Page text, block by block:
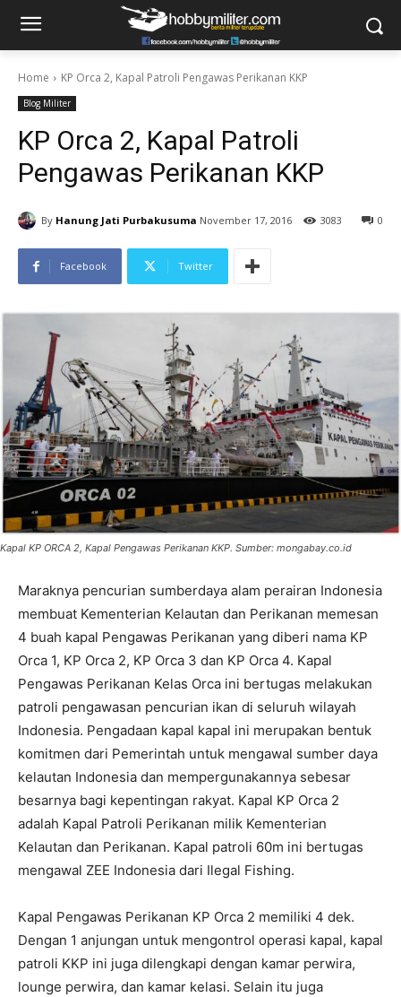
Home KP Orca 2, Kapal Patroli Pengawas Perikanan KKP
Blog Militer
KP Orca 2, Kapal Patroli
Pengawas Perikanan KKP
By Hanung Jati Purbakusuma November 17, 2016 0
3083
Facebook Twitter
Kapal KP ORCA 2, Kapal Pengawas Perikanan KKP. Sumber: mongabay.co.id
Maraknya pencurian sumberdaya alam perairan Indonesia
membuat Kementerian Kelautan dan Perikanan memesan
4 buah kapal Pengawas Perikanan yang diberi nama KP
Orca 1, KP Orca 2, KP Orca 3 dan KP Orca 4. Kapal
Pengawas Perikanan Kelas Orca ini bertugas melakukan
patroli pengawasan pencurian ikan di seluruh wilayah
Indonesia. Pengadaan kapal kapal ini merupakan bentuk
komitmen dari Pemerintah untuk mengawal sumber daya
kelautan Indonesia dan mempergunakannya sebesar
besarnya bagi kepentingan rakyat. Kapal KP Orca 2
adalah Kapal Patroli Perikanan milik Kementerian
Kelautan dan Perikanan. Kapal patroli 60m ini bertugas
mengawal ZEE Indonesia dari Ilegal Fishing.
Kapal Pengawas Perikanan KP Orca 2 memiliki 4 dek.
Dengan 1 anjungan untuk mengontrol operasi kapal, kapal
patroli KKP ini juga dilengkapi dengan kamar perwira,
lounge perwira, dan kamar kelasi. Selain itu juga